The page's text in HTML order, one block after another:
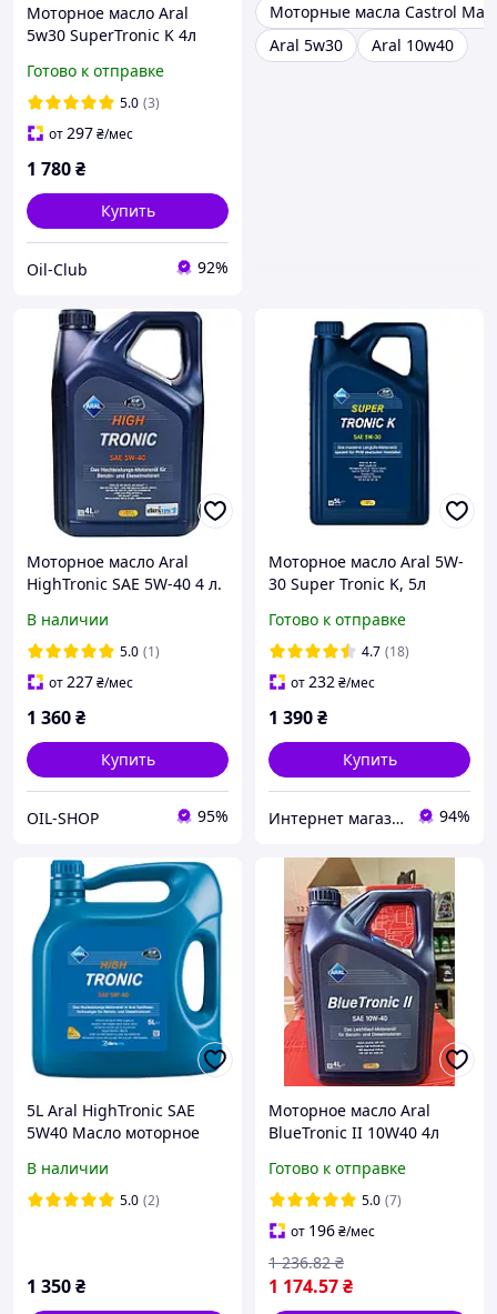
Моторное масло Aral
5w30 SuperTronic K 4л
Готово к отправке
5.0 (3)
от297₴/мес
1 780₴
Купить
Oil-Club 92%
Моторные масла Castrol
Aral 5w30
Aral 10w40
Моторное масло Aral
HighTronic SAE 5W-40 4 л.
В наличии
5.0 (1)
от227₴/мес
1 360₴
Купить
OIL-SHOP 95%
Моторное масло Aral 5W-
30 Super Tronic K, 5л
Готово к отправке
4.7 (18)
от232₴/мес
1 390₴
Купить
Интернет магазин alloil.com.ua 94%
5L Aral HighTronic SAE
5W40 Масло моторное
В наличии
5.0 (2)
1 350₴
Моторное масло Aral
BlueTronic II 10W40 4л
Готово к отправке
5.0 (7)
от 196₴/мес
1 174.57₴
1 236.82 ₴